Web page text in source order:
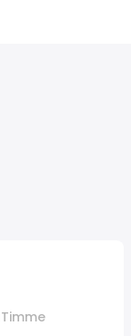
Timme